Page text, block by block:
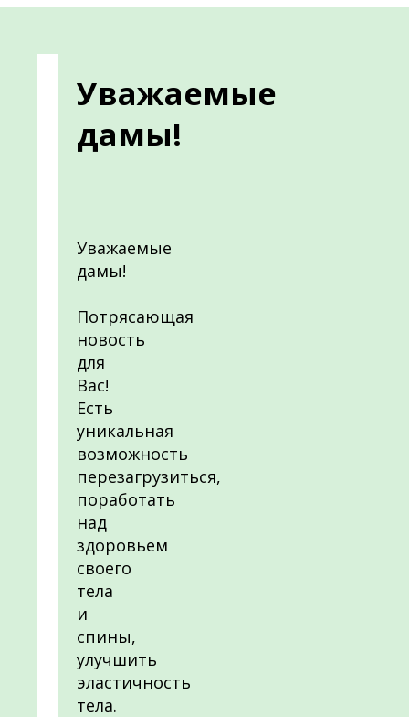
Уважаемые
дамы!
Уважаемые
дамы!
Потрясающая
новость
для
Вас!
Есть
уникальная
возможность
перезагрузиться,
поработать
над
здоровьем
своего
тела
и
спины,
улучшить
эластичность
тела.